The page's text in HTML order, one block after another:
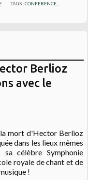
TAGS :CONFERENCE
Berlioz
avec le
la mort d'Hector Berlioz
dans les lieux mêmes
célèbre Symphonie
royale de chant et de
!